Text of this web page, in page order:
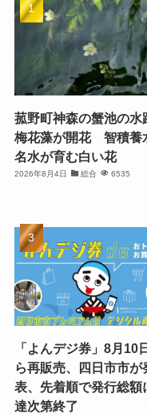
菰野町神森の蟹池の水
梅花藻が開花 智積養
名水が育む白い花
2026年8月4日 総合 6535
「よんデジ券」8月10
ら再販売、四日市市が
表、先着順で発行総額
達次第終了